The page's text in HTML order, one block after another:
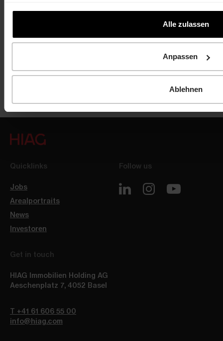
Alle zulassen
Anpassen
Ablehnen
investor.relations@hiag.com
Quicklinks
Jobs
Arealportraits
News
Investoren
Follow us
Get in touch
HIAG Immobilien Holding AG
Aeschenplatz 7, 4052 Basel
T +41 61 606 55 00
info@hiag.com